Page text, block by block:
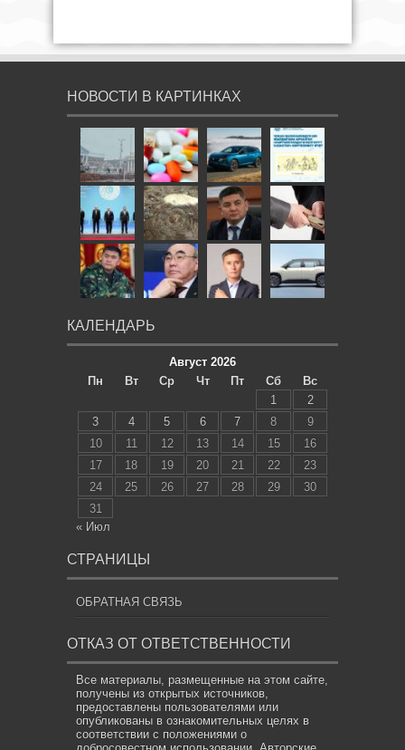
НОВОСТИ В КАРТИНКАХ
КАЛЕНДАРЬ
Август 2026
Пн
Вт Ср Чт Пт Сб
Вс
1
2
3
4 5 6 7 8
9
10
11 12 13 14 15
16
17
18 19 20 21 22
23
24
25 26 27 28 29
30
31
« Июл
СТРАНИЦЫ
ОБРАТНАЯ СВЯЗЬ
ОТКАЗ ОТ ОТВЕТСТВЕННОСТИ
Все материалы, размещенные на этом сайте,
получены из открытых источников,
предоставлены пользователями или
опубликованы в ознакомительных целях в
соответствии с положениями о
добросовестном использовании. Авторские